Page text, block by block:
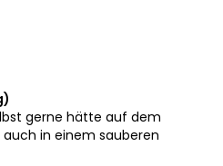
gerne hätte auf dem
in einem sauberen